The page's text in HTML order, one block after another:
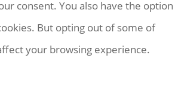
consent. You also have the option
But opting out of some of
your browsing experience.